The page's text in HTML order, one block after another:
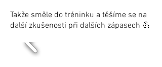
Takže směle do tréninku a těšíme se na
další zkušenosti při dalších zápasech 💪